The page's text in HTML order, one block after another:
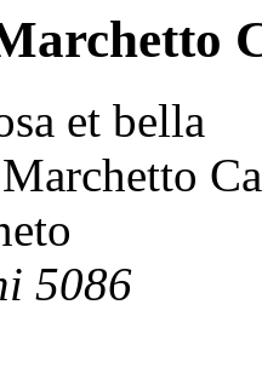
et bella
5086